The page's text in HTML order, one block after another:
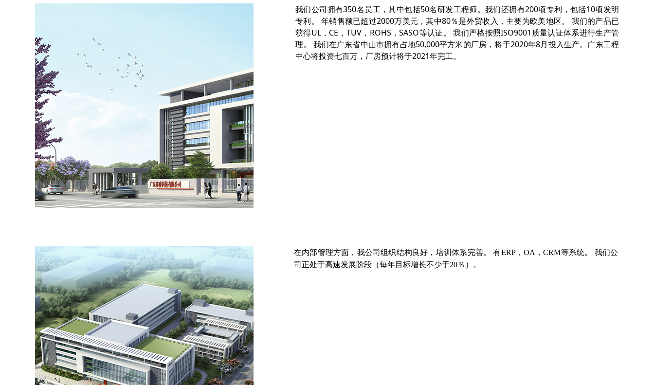
我们公司拥有350名员工，其中包括50名研发工程师。我们还拥有200项专利，包括10项发明
专利。 年销售额已超过2000万美元，其中80％是外贸收入，主要为欧美地区。 我们的产品已
获得UL，CE，TUV，ROHS，SASO等认证。 我们严格按照ISO9001质量认证体系进行生产管
理。 我们在广东省中山市拥有占地50,000平方米的厂房，将于2020年8月投入生产。广东工程
中心将投资七百万，厂房预计将于2021年完工。
在内部管理方面，我公司组织结构良好，培训体系完善。 有ERP，OA，CRM等系统。 我们公
司正处于高速发展阶段（每年目标增长不少于20％）。